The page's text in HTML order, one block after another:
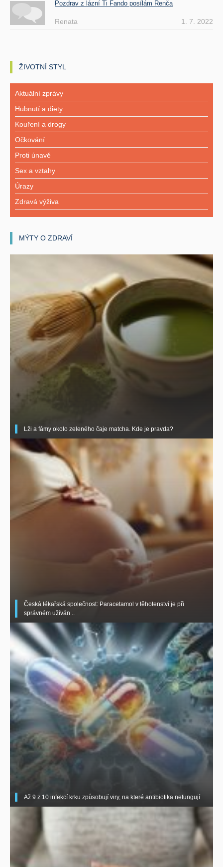
Pozdrav z lázní Ti Fando posílám Renča
Renata 1. 7. 2022
ŽIVOTNÍ STYL
Aktuální zprávy
Hubnutí a diety
Kouření a drogy
Očkování
Proti únavě
Sex a vztahy
Úrazy
Zdravá výživa
MÝTY O ZDRAVÍ
Lži a fámy okolo zeleného čaje matcha. Kde je pravda?
Česká lékařská společnost: Paracetamol v těhotenství je při
správném užíván ..
Až 9 z 10 infekcí krku způsobují viry, na které antibiotika nefungují